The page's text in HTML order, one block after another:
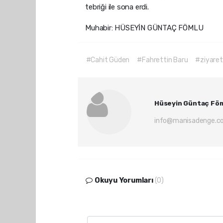
tebriği ile sona erdi.
Muhabir: HÜSEYİN GÜNTAÇ FÖMLU
#Cahit Güden #Fahrettin Baru #ziyaret
Hüseyin Güntaç
Okuyu Yorumları (0)